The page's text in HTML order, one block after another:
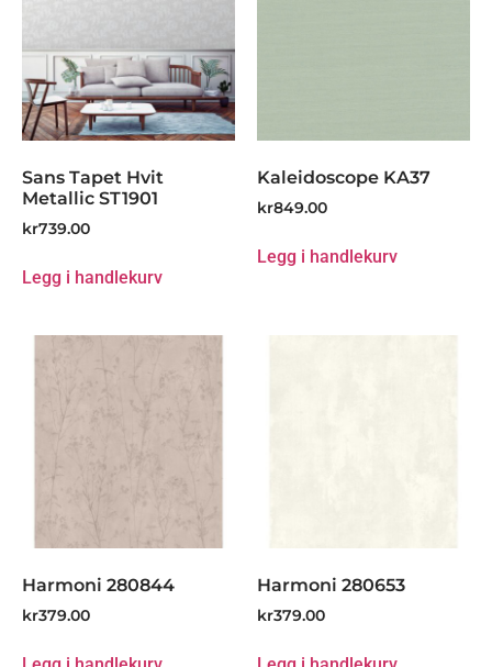
Sans Tapet Hvit
Metallic ST1901
kr739.00
Legg i handlekurv
Kaleidoscope KA37
kr849.00
Legg i handlekurv
Harmoni 280844
kr379.00
Harmoni 280653
kr379.00